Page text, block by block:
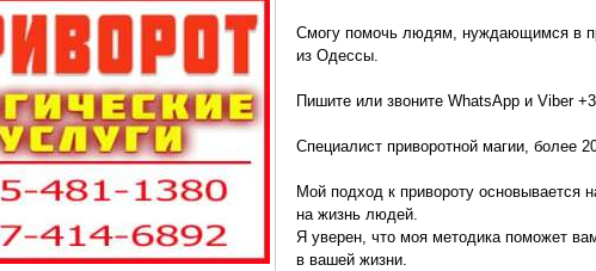
Смогу помочь людям, нуждающимся в
из Одессы.
Пишите или звоните WhatsApp и Viber
Специалист приворотной магии, более
Мой подход к привороту основывается
на жизнь людей.
Я уверен, что моя методика поможет
в вашей жизни.